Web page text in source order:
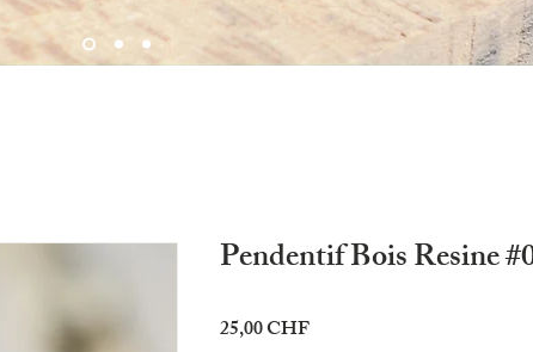
Pendentif Bois Resine
25,00 CHFPrix